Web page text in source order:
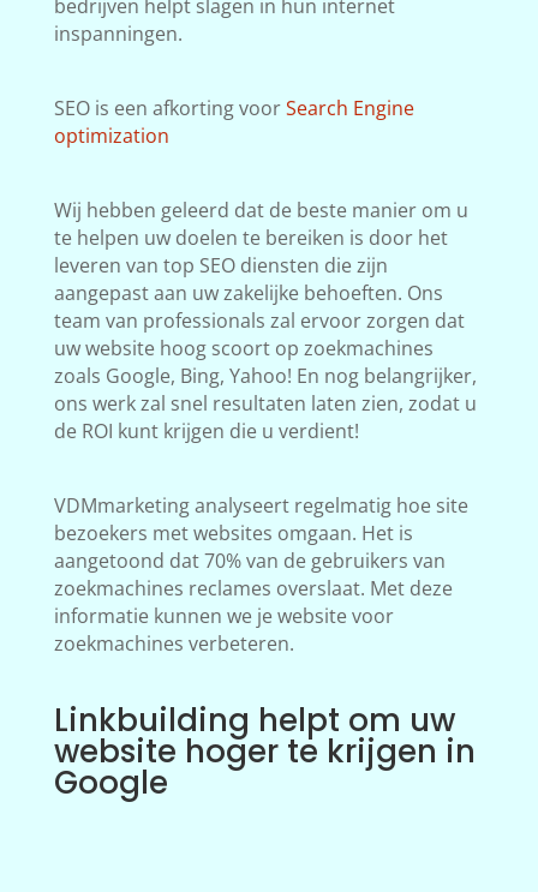
bedrijven helpt slagen in hun internet
inspanningen.
SEO is een afkorting voorSearch Engine
optimization
Wij hebben geleerd dat de beste manier om u
te helpen uw doelen te bereiken is door het
leveren van top SEO diensten die zijn
aangepast aan uw zakelijke behoeften. Ons
team van professionals zal ervoor zorgen dat
uw website hoog scoort op zoekmachines
zoals Google, Bing, Yahoo! En nog belangrijker,
ons werk zal snel resultaten laten zien, zodat u
de ROI kunt krijgen die u verdient!
VDMmarketing analyseert regelmatig hoe site
bezoekers met websites omgaan. Het is
aangetoond dat 70% van de gebruikers van
zoekmachines reclames overslaat. Met deze
informatie kunnen we je website voor
zoekmachines verbeteren.
Linkbuilding helpt om uw
website hoger te krijgen in
Google